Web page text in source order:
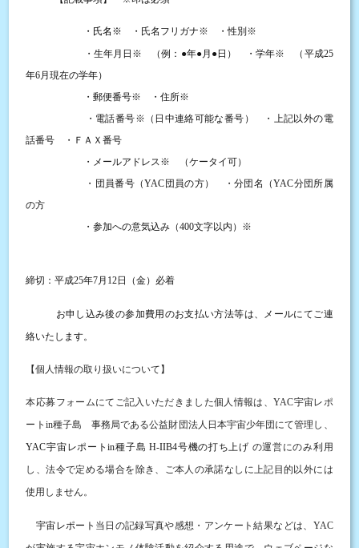
・氏名 ※ ・氏名フリガナ※ ・性別 ※
・生年月日 ※ （例： ●年●月 ●日） ・学年※ （平成25
年6月現在の学年）
・郵便番号※ ・住所※
・電話番号※ （日中連絡可能な番号） ・上記以外の電
話番号 ・ＦＡＸ番号
・メールアドレス※
（ケータイ可）
・団員番号（YAC 団員の方） ・分団名（YAC分団所属
の方
・参加への意気込み（400文字以内） ※
締切：平成25年7月 12日（金）必着
お申し込み後の参加費用のお支払い方法等は、
メールにてご連
絡いたします。
【個人情報の取り扱いについて】
本応募フォームにてご記入いただきました個人情報は、YAC宇宙レポ
ート in種子島 事務局である公益財団法人日本宇宙少年団にて管理し、
YAC宇宙レポートin種子島 H-IIB4号機の打ち上げ の運営にのみ利用
し、法令で定める場合を除き、ご本人の承諾なしに上記目的以外には
使用しません。
宇宙レポート 当日の記録写真や感想・アンケート結果などは、 YAC